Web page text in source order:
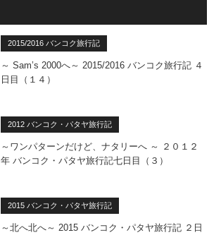
2015/2016 バンコク旅行記
～ Sam’s 2000へ～ 2015/2016 バンコク旅行記 ４
日目（１４）
2012 バンコク・パタヤ旅行記
～ワンパターンだけど、ナタリーへ ～ ２０１２
年 バンコク・パタヤ旅行記七日目（３）
2015 バンコク・パタヤ旅行記
～北へ北へ～ 2015 バンコク・パタヤ旅行記 ２日